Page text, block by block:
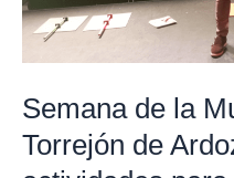
Semana de la
Torrejón de
Ardoz:
30
actividades